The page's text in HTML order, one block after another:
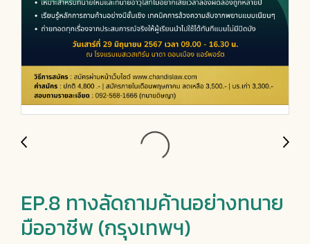
EP.8 ทางลัดถามค้านอย่างทนาย
มืออาชีพ (กรุงเทพฯ)